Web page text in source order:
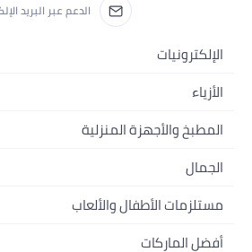
الدعم عبر البريد
الإلكترونيات
الجوالات
اللابتوبات
الأجهزة المنزلية
التلفزيونات
السماعات
الأزياء
أزياء نسائية
أزياء البنات
أزياء الأولاد
المطبخ والأجهزة المنزلية
الحمام
المطبخ والسفرة
أدوات وتحسين المنزل
الجمال
العطور
مستلزمات الأطفال والألعاب
الحفاضات
أفضل الماركات